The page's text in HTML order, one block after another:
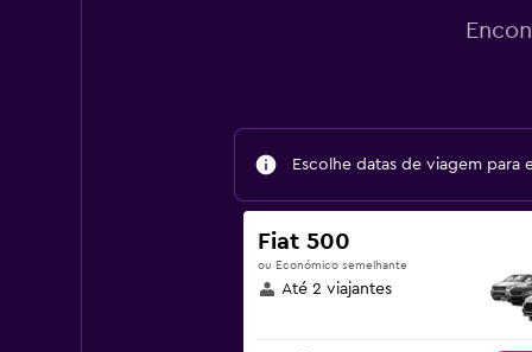
Escolhe datas de viagem para
Fiat 500
ou Económico semelhante
Até 2 viajantes